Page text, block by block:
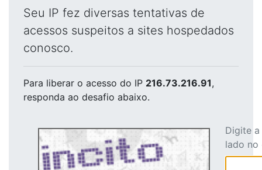
Seu IP fez diversas tentativas de
acessos suspeitos a sites hospedados
conosco.
Para liberar o acesso do IP 216.73.216.91,
responda ao desafio abaixo.
Digite
lado no